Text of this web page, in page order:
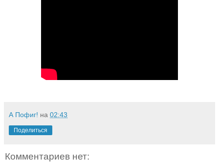
А Пофиг! на 02:43
Поделиться
Комментариев нет: